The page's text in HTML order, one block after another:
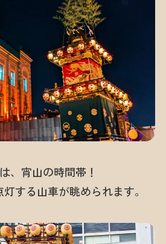
、宵山の時間帯！
する山車が眺められます。